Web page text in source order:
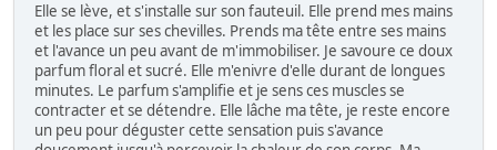
Elle se lève, et s'installe sur son fauteuil. Elle prend mes mains
et les place sur ses chevilles. Prends ma tête entre ses mains
et l'avance un peu avant de m'immobiliser. Je savoure ce doux
parfum floral et sucré. Elle m'enivre d'elle durant de longues
minutes. Le parfum s'amplifie et je sens ces muscles se
contracter et se détendre. Elle lâche ma tête, je reste encore
un peu pour déguster cette sensation puis s'avance